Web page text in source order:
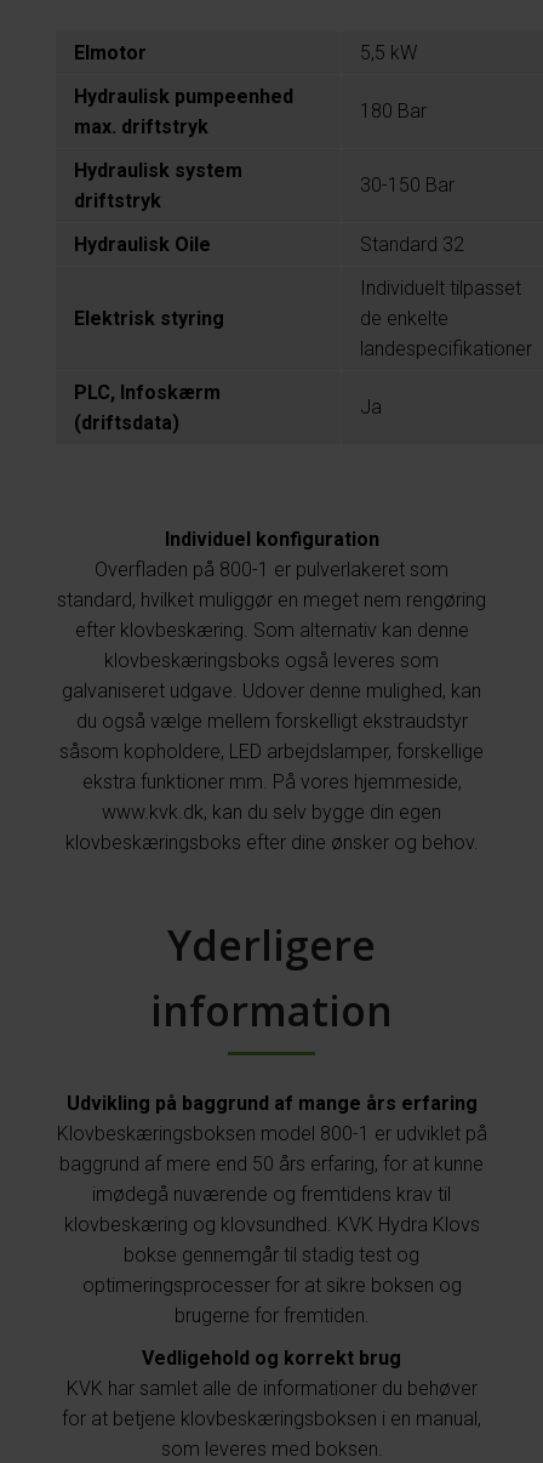
Elmotor
5,5 kW
Hydraulisk pumpeenhed
max. driftstryk
180 Bar
Hydraulisk system
driftstryk
30-150 Bar
Hydraulisk Oile Standard 32
Elektrisk styring
Individuelt tilpasset
de enkelte
landespecifikationer
PLC, Infoskærm
(driftsdata)
Ja
Individuel konfiguration
Overfladen på 800-1 er pulverlakeret som
standard, hvilket muliggør en meget nem rengøring
efter klovbeskæring. Som alternativ kan denne
klovbeskæringsboks også leveres som
galvaniseret udgave. Udover denne mulighed, kan
du også vælge mellem forskelligt ekstraudstyr
såsom kopholdere, LED arbejdslamper, forskellige
ekstra funktioner mm. På vores hjemmeside,
www.kvk.dk, kan du selv bygge din egen
klovbeskæringsboks efter dine ønsker og behov.
Yderligere
information
Udvikling på baggrund af mange års erfaring
Klovbeskæringsboksen model 800-1 er udviklet på
baggrund af mere end 50 års erfaring, for at kunne
imødegå nuværende og fremtidens krav til
klovbeskæring og klovsundhed. KVK Hydra Klovs
bokse gennemgår til stadig test og
optimeringsprocesser for at sikre boksen og
brugerne for fremtiden.
Vedligehold og korrekt brug
KVK har samlet alle de informationer du behøver
for at betjene klovbeskæringsboksen i en manual,
som leveres med boksen.